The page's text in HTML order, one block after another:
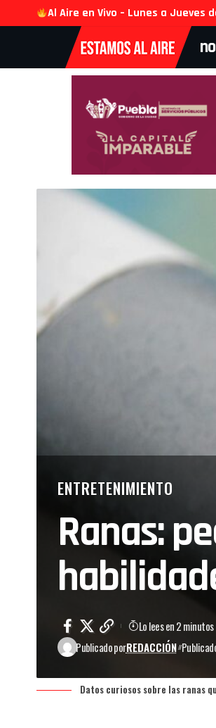
Al Aire en Vivo – Lunes a Jueves
ENTRETENIMIENTO
Ranas:
Publicado porREDACCIÓN
Lo lees en 2 minutos
Datos curiosos sobre las ranas